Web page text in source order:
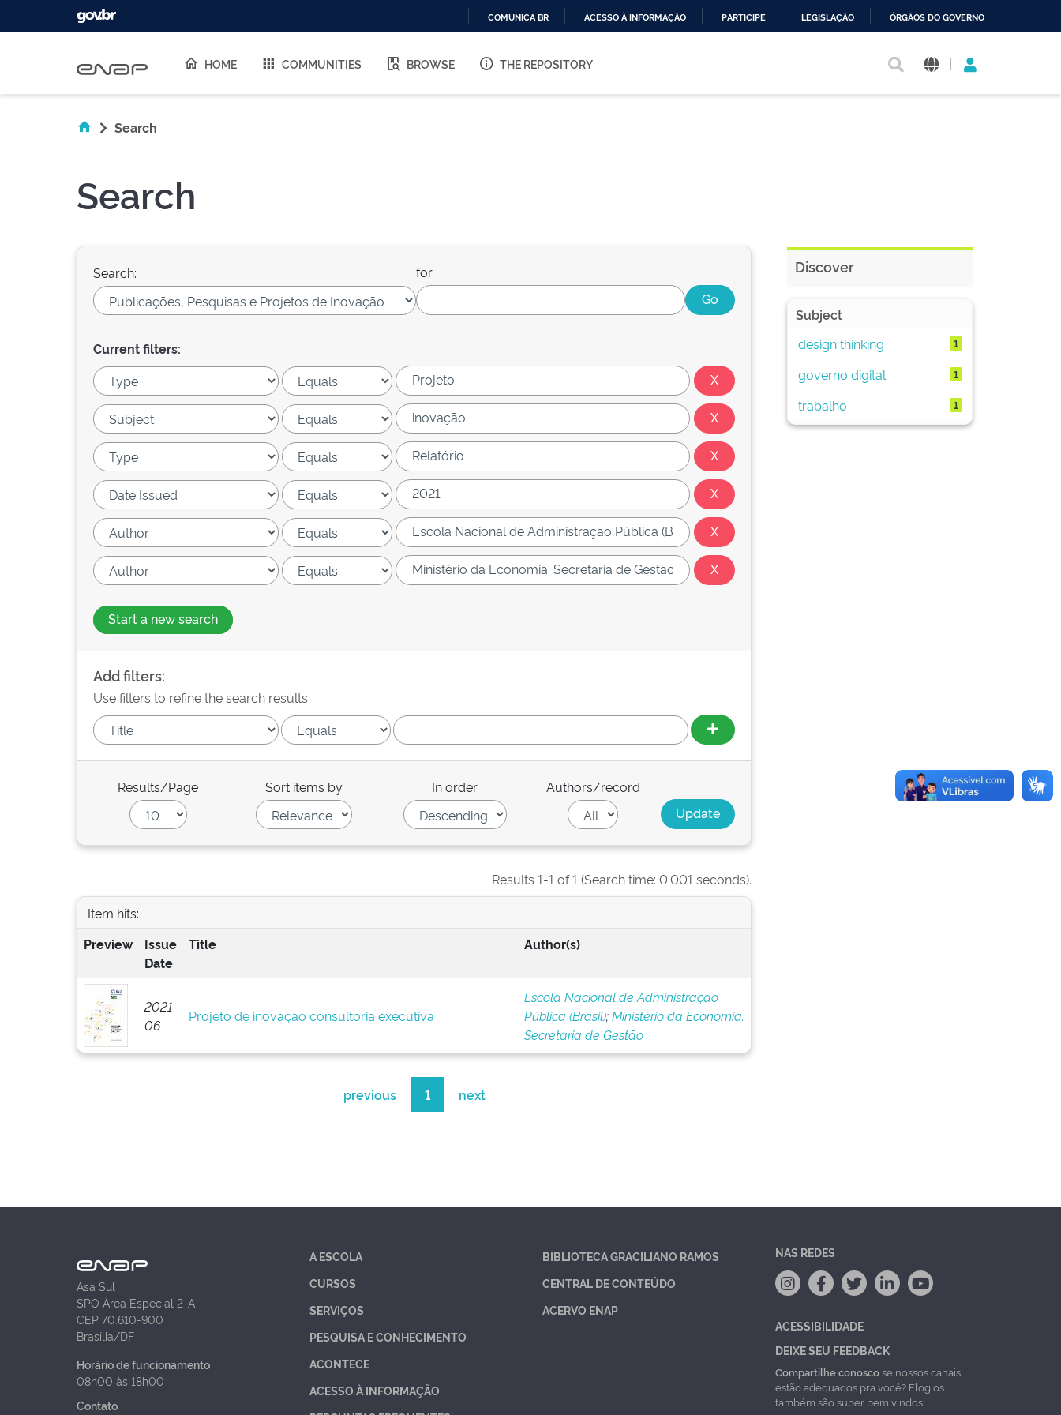
O
COMUNICA BR ACESSO À INFORMAÇÃO PARTICIPE LEGISLAÇÃO ÓRGÃOS DO GOVERNO
HOME COMMUNITIES BROWSE THE REPOSITORY |
Search
Search
Search: for
Current filters:
Start a new search
Add filters:
Use filters to refine the search results.
Results/Page Sort items by In order Authors/record
Results 1-1 of 1 (Search time: 0.001 seconds).
Item hits:
Preview
Issue
Date
Title Author(s)
2021-
06
Projeto de inovação consultoria executiva
Escola Nacional de Administração
Pública (Brasil);Ministério da Economia.
Secretaria de Gestão
previous 1 next
Discover
Subject
design thinking
1
governo digital 1
trabalho 1
Asa Sul
SPO Área Especial 2-A
CEP 70.610-900
Brasília/DF
Horário de funcionamento
08h00 às 18h00
Contato
A ESCOLA
CURSOS
SERVIÇOS
PESQUISA E CONHECIMENTO
ACONTECE
ACESSO À INFORMAÇÃO
BIBLIOTECA GRACILIANO RAMOS
CENTRAL DE CONTEÚDO
ACERVO ENAP
NAS REDES
ACESSIBILIDADE
DEIXE SEU FEEDBACK
Compartilhe conoscose nossos canais
estão adequados pra você? Elogios
também são super bem vindos!